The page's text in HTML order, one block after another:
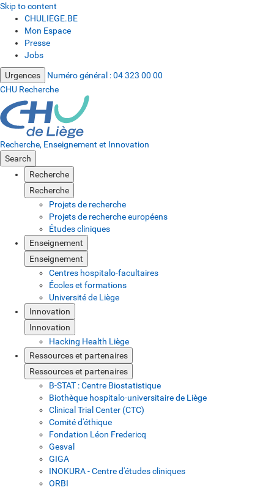
Skip to content
CHULIEGE.BE
Mon Espace
Presse
Jobs
Urgences Numéro général :04 323 00 00
CHU Recherche
Recherche, Enseignement et Innovation
Search
Recherche
Recherche
Projets de recherche
Projets de recherche européens
Études cliniques
Enseignement
Enseignement
Centres hospitalo-facultaires
Écoles et formations
Université de Liège
Innovation
Innovation
Hacking Health Liège
Ressources et partenaires
Ressources et partenaires
B-STAT : Centre Biostatistique
Biothèque hospitalo-universitaire de Liège
Clinical Trial Center (CTC)
Comité d'éthique
Fondation Léon Fredericq
Gesval
GIGA
INOKURA - Centre d'études cliniques
ORBI